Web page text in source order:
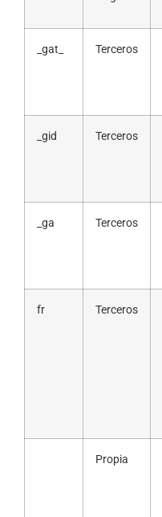
_gat_ Terceros
_gid Terceros
_ga Terceros
fr Terceros
Propia